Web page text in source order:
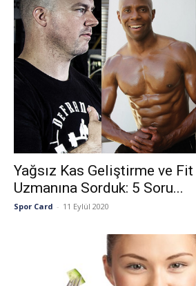
Yağsız Kas Geliştirme ve
Uzmanına Sorduk: 5 Soru...
Spor Card - 11 Eylül 2020